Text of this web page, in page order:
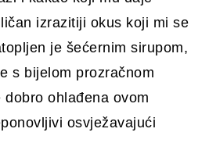
izrazitiji okus koji mi se
je šećernim sirupom,
s bijelom prozračnom
ohlađena ovom
osvježavajući